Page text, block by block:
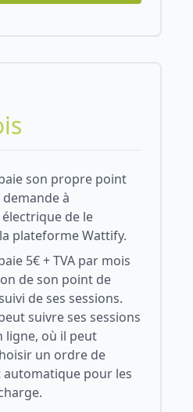
son propre point
à
de le
plateforme Wattify.
5€ + TVA par mois
de son point de
de ses sessions.
suivre ses sessions
ligne, où il peut
un ordre de
automatique pour les